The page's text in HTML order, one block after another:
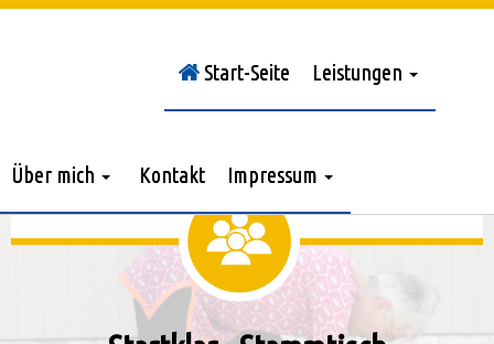
Start-Seite Leistungen
Über mich Kontakt Impressum